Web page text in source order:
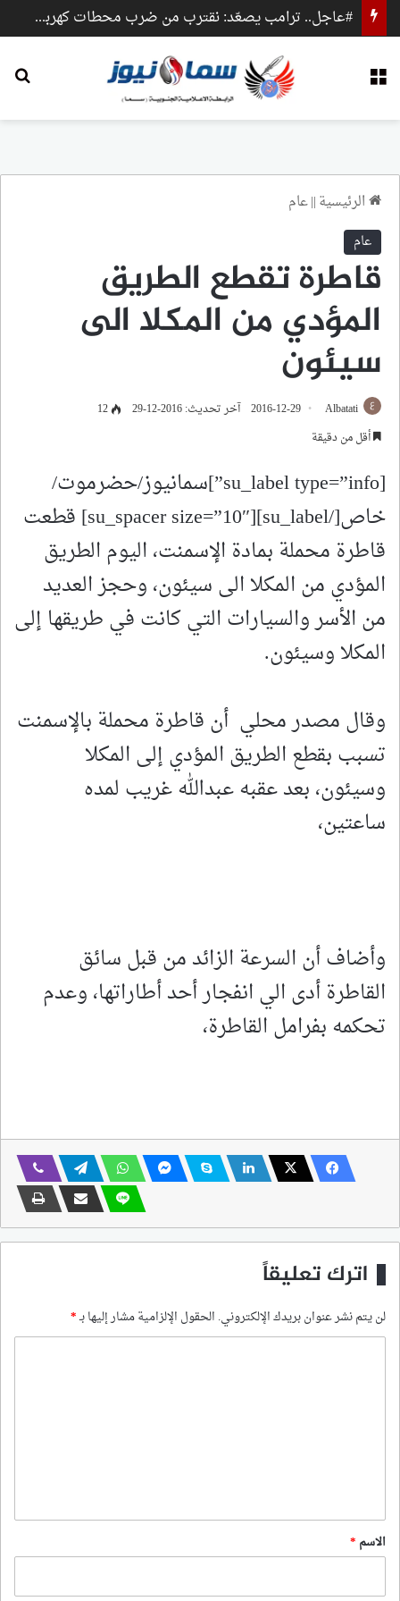
#عاجل.. ترامب يصعّد: نقترب من ضرب محطات كهرباء وجسور داخل إيران
الرئيسية||عام
عام
قاطرة تقطع الطريق
المؤدي من المكلا الى
سيئون
Albatati
2016-12-29 آخر تحديث: 2016-12-29
12
أقل من دقيقة
[su_label type=”info”]سمانيوز/حضرموت/
خاص[/su_label][su_spacer size=”10″] قطعت
قاطرة محملة بمادة الإسمنت، اليوم الطريق
المؤدي من المكلا الى سيئون، وحجز العديد
من الأسر والسيارات التي كانت في طريقها إلى
المكلا وسيئون.
وقال مصدر محلي أن قاطرة محملة بالإسمنت
تسبب بقطع الطريق المؤدي إلى المكلا
وسيئون، بعد عقبه عبدالله غريب لمده
ساعتين،
وأضاف أن السرعة الزائد من قبل سائق
القاطرة أدى الي انفجار أحد أطاراتها، وعدم
تحكمه بفرامل القاطرة،
اترك تعليقاً
لن يتم نشر عنوان بريدك الإلكتروني. الحقول الإلزامية مشار إليها بـ*
*
الاسم *